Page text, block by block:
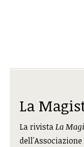
La
La rivistaLa